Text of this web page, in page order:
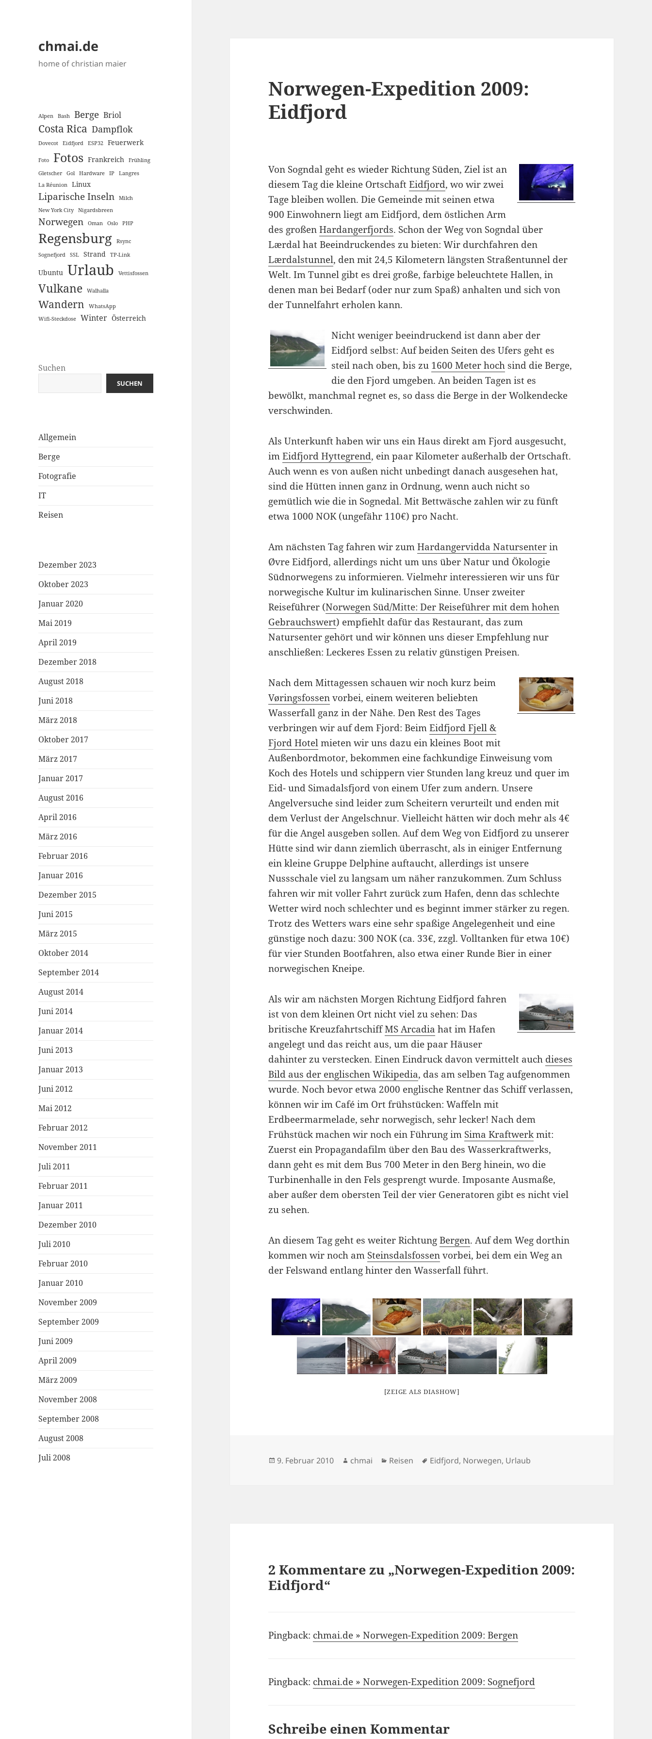
chmai.de
home of christian maier
Alpen Bash Berge Briol
Costa Rica Dampflok
Dovecot Eidfjord ESP32 Feuerwerk
Foto Fotos Frankreich
Frühling
Gletscher
Gol Hardware IP
Langres
La Réunion
Linux
Liparische Inseln
Milch
New York City
Nigardsbreen
Norwegen Oman Oslo PHP
Regensburg
Rsync
Sognefjord
SSL Strand TP-Link
Ubuntu Urlaub Vettisfossen
Vulkane Walhalla
Wandern
WhatsApp
Wifi-Steckdose
Winter Österreich
Suchen
SUCHEN
Allgemein
Berge
Fotografie
IT
Reisen
Dezember 2023
Oktober 2023
Januar 2020
Mai 2019
April 2019
Dezember 2018
August 2018
Juni 2018
März 2018
Oktober 2017
März 2017
Januar 2017
August 2016
April 2016
März 2016
Februar 2016
Januar 2016
Dezember 2015
Juni 2015
März 2015
Oktober 2014
September 2014
August 2014
Juni 2014
Januar 2014
Juni 2013
Januar 2013
Juni 2012
Mai 2012
Februar 2012
November 2011
Juli 2011
Februar 2011
Januar 2011
Dezember 2010
Juli 2010
Februar 2010
Januar 2010
November 2009
September 2009
Juni 2009
April 2009
März 2009
November 2008
September 2008
August 2008
Juli 2008
Norwegen-Expedition 2009:
Eidfjord
Von Sogndal geht es wieder Richtung Süden, Ziel ist an
diesem Tag die kleine OrtschaftEidfjord, wo wir zwei
Tage bleiben wollen. Die Gemeinde mit seinen etwa
900 Einwohnern liegt am Eidfjord, dem östlichen Arm
des großenHardangerfjords. Schon der Weg von Sogndal über
Lærdal hat Beeindruckendes zu bieten: Wir durchfahren den
Lærdalstunnel, den mit 24,5 Kilometern längsten Straßentunnel der
Welt. Im Tunnel gibt es drei große, farbige beleuchtete Hallen, in
denen man bei Bedarf (oder nur zum Spaß) anhalten und sich von
der Tunnelfahrt erholen kann.
Nicht weniger beeindruckend ist dann aber der
Eidfjord selbst: Auf beiden Seiten des Ufers geht es
steil nach oben, bis zu 1600 Meter hoch sind die Berge,
die den Fjord umgeben. An beiden Tagen ist es
bewölkt, manchmal regnet es, so dass die Berge in der Wolkendecke
verschwinden.
Als Unterkunft haben wir uns ein Haus direkt am Fjord ausgesucht,
imEidfjord Hyttegrend, ein paar Kilometer außerhalb der Ortschaft.
Auch wenn es von außen nicht unbedingt danach ausgesehen hat,
sind die Hütten innen ganz in Ordnung, wenn auch nicht so
gemütlich wie die in Sognedal. Mit Bettwäsche zahlen wir zu fünft
etwa 1000 NOK (ungefähr 110€) pro Nacht.
Am nächsten Tag fahren wir zumHardangervidda Natursenterin
Øvre Eidfjord, allerdings nicht um uns über Natur und Ökologie
Südnorwegens zu informieren. Vielmehr interessieren wir uns für
norwegische Kultur im kulinarischen Sinne. Unser zweiter
Reiseführer (Norwegen Süd/Mitte: Der Reiseführer mit dem hohen
Gebrauchswert) empfiehlt dafür das Restaurant, das zum
Natursenter gehört und wir können uns dieser Empfehlung nur
anschließen: Leckeres Essen zu relativ günstigen Preisen.
Nach dem Mittagessen schauen wir noch kurz beim
Vøringsfossenvorbei, einem weiteren beliebten
Wasserfall ganz in der Nähe. Den Rest des Tages
verbringen wir auf dem Fjord: BeimEidfjord Fjell &
Fjord Hotelmieten wir uns dazu ein kleines Boot mit
Außenbordmotor, bekommen eine fachkundige Einweisung vom
Koch des Hotels und schippern vier Stunden lang kreuz und quer im
Eid- und Simadalsfjord von einem Ufer zum andern. Unsere
Angelversuche sind leider zum Scheitern verurteilt und enden mit
dem Verlust der Angelschnur. Vielleicht hätten wir doch mehr als 4€
für die Angel ausgeben sollen. Auf dem Weg von Eidfjord zu unserer
Hütte sind wir dann ziemlich überrascht, als in einiger Entfernung
ein kleine Gruppe Delphine auftaucht, allerdings ist unsere
Nussschale viel zu langsam um näher ranzukommen. Zum Schluss
fahren wir mit voller Fahrt zurück zum Hafen, denn das schlechte
Wetter wird noch schlechter und es beginnt immer stärker zu regen.
Trotz des Wetters wars eine sehr spaßige Angelegenheit und eine
günstige noch dazu: 300 NOK (ca. 33€, zzgl. Volltanken für etwa 10€)
für vier Stunden Bootfahren, also etwa einer Runde Bier in einer
norwegischen Kneipe.
Als wir am nächsten Morgen Richtung Eidfjord fahren
ist von dem kleinen Ort nicht viel zu sehen: Das
britische KreuzfahrtschiffMS Arcadia hat im Hafen
angelegt und das reicht aus, um die paar Häuser
dahinter zu verstecken. Einen Eindruck davon vermittelt auch dieses
Bild aus der englischen Wikipedia, das am selben Tag aufgenommen
wurde. Noch bevor etwa 2000 englische Rentner das Schiff verlassen,
können wir im Café im Ort frühstücken: Waffeln mit
Erdbeermarmelade, sehr norwegisch, sehr lecker! Nach dem
Frühstück machen wir noch ein Führung im Sima Kraftwerkmit:
Zuerst ein Propagandafilm über den Bau des Wasserkraftwerks,
dann geht es mit dem Bus 700 Meter in den Berg hinein, wo die
Turbinenhalle in den Fels gesprengt wurde. Imposante Ausmaße,
aber außer dem obersten Teil der vier Generatoren gibt es nicht viel
zu sehen.
An diesem Tag geht es weiter RichtungBergen. Auf dem Weg dorthin
kommen wir noch am Steinsdalsfossenvorbei, bei dem ein Weg an
der Felswand entlang hinter den Wasserfall führt.
[ZEIGE ALS DIASHOW]
Veröffentlicht
9. Februar 2010 Autor
chmai Kategorien
Reisen Schlagwörter
Eidfjord, Norwegen, Urlaub
2 Kommentare zu „Norwegen-Expedition 2009:
Eidfjord“
Pingback: chmai.de » Norwegen-Expedition 2009: Bergen
Pingback: chmai.de » Norwegen-Expedition 2009: Sognefjord
Schreibe einen Kommentar